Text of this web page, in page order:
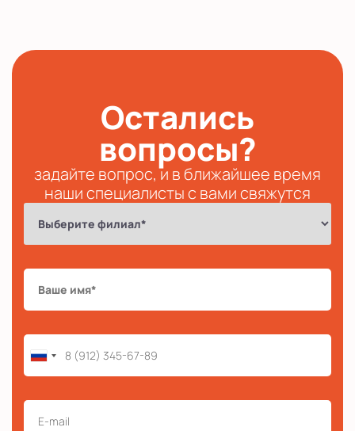
Остались
вопросы?
задайте вопрос, и в ближайшее время
наши специалисты с вами свяжутся